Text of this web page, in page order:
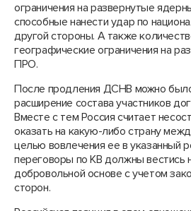
ограничения на развернутые
способные нанести удар по
другой стороны. А также
географические ограничения на
ПРО.
После продления ДСНВ можно
расширение состава участников
Вместе с тем Россия считает
оказать на какую-либо страну
целью вовлечения ее в указанный
переговоры по КВ должны вестись
добровольной основе с учетом
сторон.